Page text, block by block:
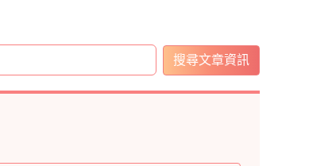
搜尋文章資訊